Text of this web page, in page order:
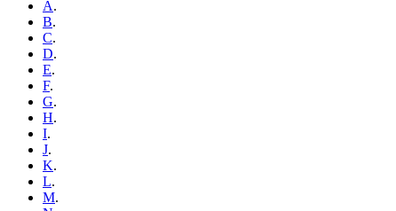
A.
B.
C.
D.
E.
F.
G.
H.
I.
J.
K.
L.
M.